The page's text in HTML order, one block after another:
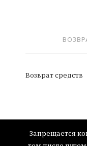
Возврат средств
Запрещается